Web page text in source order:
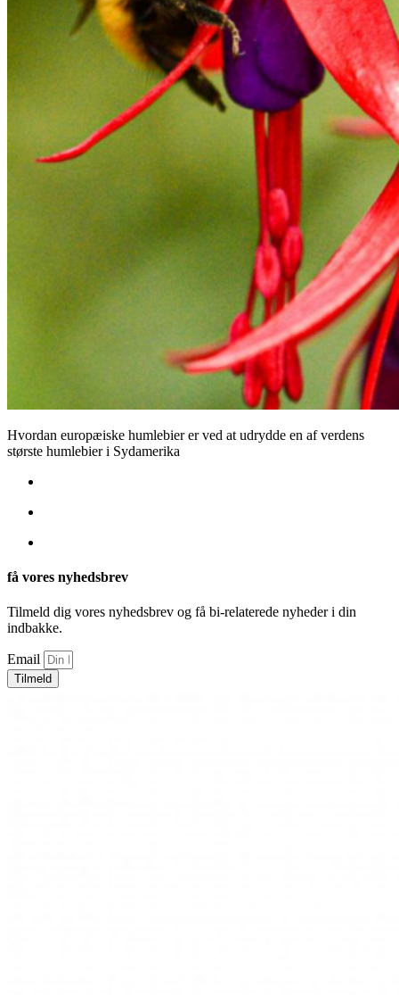
Hvordan europæiske humlebier er ved at udrydde en af verdens
største humlebier i Sydamerika
få vores nyhedsbrev
Tilmeld dig vores nyhedsbrev og få bi-relaterede nyheder i din
indbakke.
Email
Tilmeld